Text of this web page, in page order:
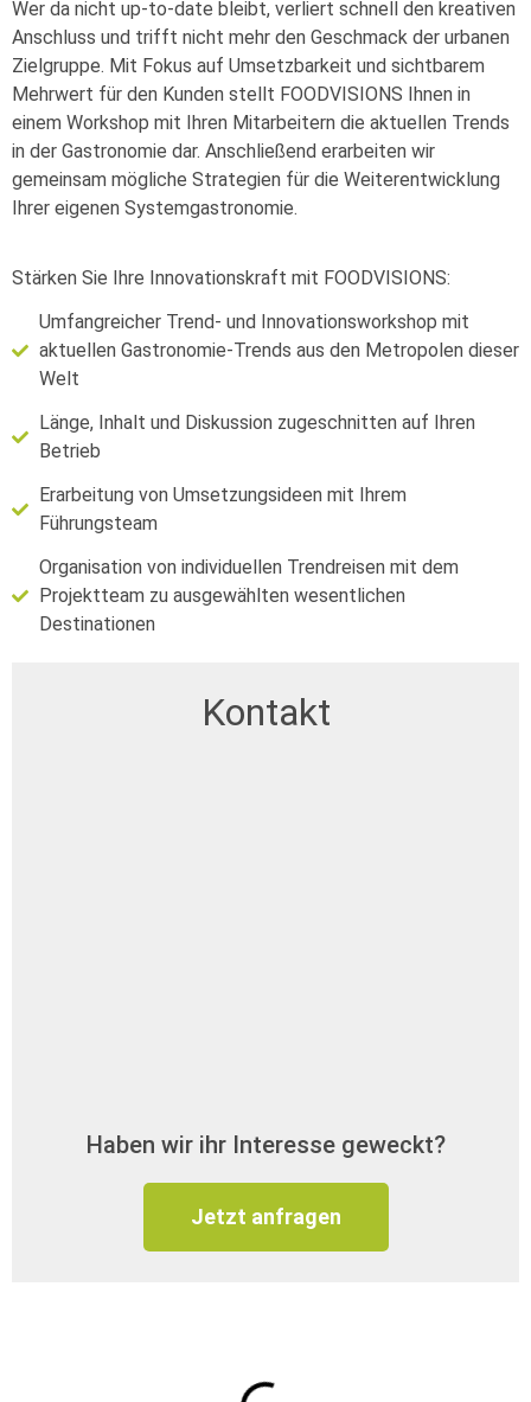
Wer da nicht up-to-date bleibt, verliert schnell den kreativen
Anschluss und trifft nicht mehr den Geschmack der urbanen
Zielgruppe. Mit Fokus auf Umsetzbarkeit und sichtbarem
Mehrwert für den Kunden stellt FOODVISIONS Ihnen in
einem Workshop mit Ihren Mitarbeitern die aktuellen Trends
in der Gastronomie dar. Anschließend erarbeiten wir
gemeinsam mögliche Strategien für die Weiterentwicklung
Ihrer eigenen Systemgastronomie.
Stärken Sie Ihre Innovationskraft mit FOODVISIONS:
Umfangreicher Trend- und Innovationsworkshop mit
aktuellen Gastronomie-Trends aus den Metropolen dieser
Welt
Länge, Inhalt und Diskussion zugeschnitten auf Ihren
Betrieb
Erarbeitung von Umsetzungsideen mit Ihrem
Führungsteam
Organisation von individuellen Trendreisen mit dem
Projektteam zu ausgewählten wesentlichen
Destinationen
Kontakt
Haben wir ihr Interesse geweckt?
Jetzt anfragen